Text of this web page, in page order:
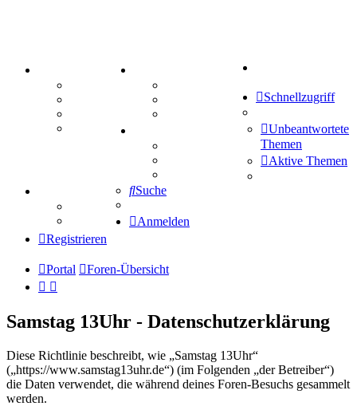
Mastodon
Treffenübersicht
Zitatesammlung
Schiffe versenken
Tipprunde
Comunio
Schnellzugriff
Unbeantwortete
Themen
Aktive Themen
Suche
Anmelden
Registrieren
Portal Foren-Übersicht
Samstag 13Uhr - Datenschutzerklärung
Diese Richtlinie beschreibt, wie „Samstag 13Uhr“
(„https://www.samstag13uhr.de“) (im Folgenden „der Betreiber“)
die Daten verwendet, die während deines Foren-Besuchs gesammelt
werden.